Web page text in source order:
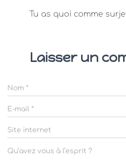
Tu as quoi comme
Laisser un
Nom *
E-mail *
Site internet
Qu’avez vous à l’esprit ?